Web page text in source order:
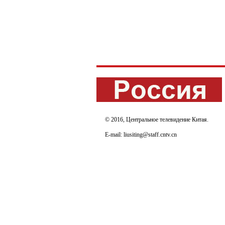
© 2016, Центральное телевидение Китая.
E-mail: liusiting@staff.cntv.cn